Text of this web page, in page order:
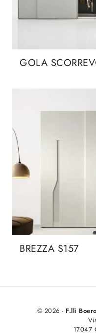
GOLA
BREZZA S157
© 2026 - F.lli
17047